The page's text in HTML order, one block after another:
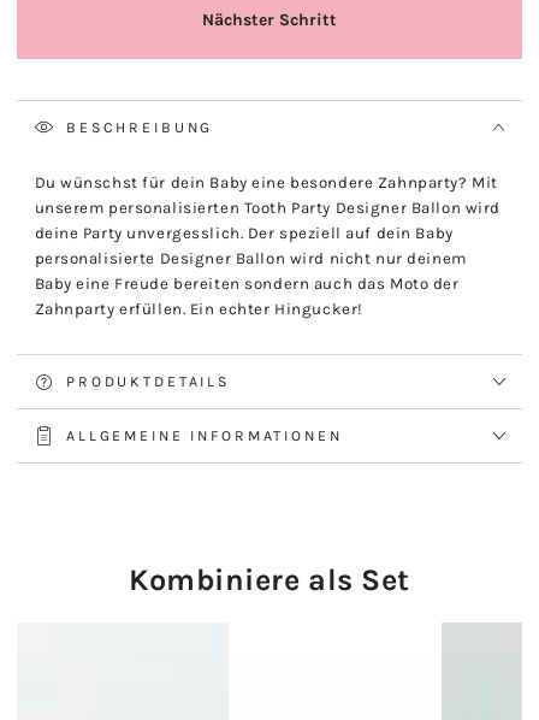
BESCHREIBUNG
Du wünschst für dein Baby eine besondere Zahnparty? Mit
unserem personalisierten Tooth Party Designer Ballon wird
deine Party unvergesslich. Der speziell auf dein Baby
personalisierte Designer Ballon wird nicht nur deinem
Baby eine Freude bereiten sondern auch das Moto der
Zahnparty erfüllen. Ein echter Hingucker!
PRODUKTDETAILS
ALLGEMEINE INFORMATIONEN
Kombiniere als Set